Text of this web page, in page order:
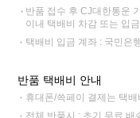
반품 접수 후 CJ대한통운
이내 택배비 차감 또는 입
택배비 입금 계좌 : 국민은
반품 택배비 안내
휴대폰/쓱페이 결제는 택
전체 반품시 : 초기 무료